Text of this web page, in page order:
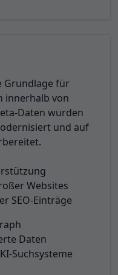
Grundlage für
innerhalb von
Daten wurden
und auf
Websites
SEO-Einträge
Daten
Suchsysteme